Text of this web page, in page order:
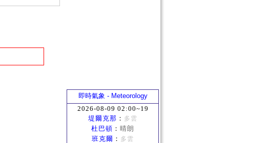
即時氣象 - Meteorology
2026-08-09 02:00~19
堤爾克那 ： 多雲
杜巴頓 ： 晴朗
班克爾 ： 多雲